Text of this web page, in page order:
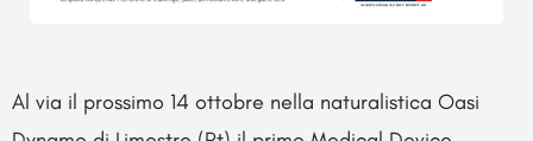
Al via il prossimo 14 ottobre nella naturalistica Oasi